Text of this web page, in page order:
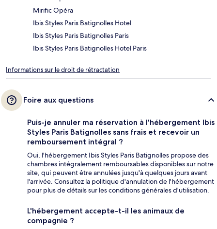
Mirific Opéra
Ibis Styles Paris Batignolles Hotel
Ibis Styles Paris Batignolles Paris
Ibis Styles Paris Batignolles Hotel Paris
Informations sur le droit de rétractation
Foire aux questions
Puis-je annuler ma réservation à l'hébergement Ibis
Styles Paris Batignolles sans frais et recevoir un
remboursement intégral ?
Oui, l'hébergement Ibis Styles Paris Batignolles propose des
chambres intégralement remboursables disponibles sur notre
site, qui peuvent être annulées jusqu'à quelques jours avant
l'arrivée. Consultez la politique d'annulation de l'hébergement
pour plus de détails sur les conditions générales d'utilisation.
L'hébergement accepte-t-il les animaux de
compagnie ?